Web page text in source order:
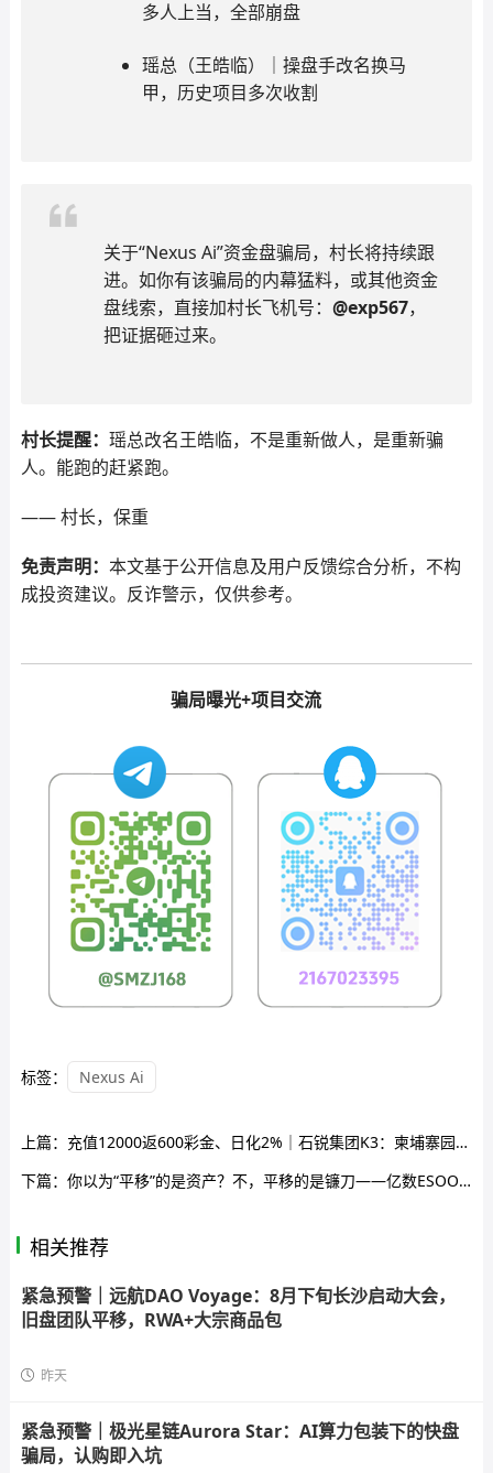
多人上当，全部崩盘
瑶总（王皓临）｜操盘手改名换马
甲，历史项目多次收割
关于“Nexus Ai”资金盘骗局，村长将持续跟
进。如你有该骗局的内幕猛料，或其他资金
盘线索，直接加村长飞机号： @exp567，
把证据砸过来。
村长提醒： 瑶总改名王皓临，不是重新做人，是重新骗
人。能跑的赶紧跑。
—— 村长，保重
免责声明： 本文基于公开信息及用户反馈综合分析，不构
成投资建议。反诈警示，仅供参考。
骗局曝光+项目交流
标签： Nexus Ai
上篇： 充值12000返600彩金、日化2%｜石锐集团K3：柬埔寨园区的彩票“工作室”开到你家门口了
下篇： 你以为“平移”的是资产？不，平移的是镰刀——亿数ESOO换个壳继续割
相关推荐
紧急预警｜远航DAO Voyage：8月下旬长沙启动大会，
旧盘团队平移，RWA+大宗商品包
昨天
紧急预警｜极光星链Aurora Star：AI算力包装下的快盘
骗局，认购即入坑